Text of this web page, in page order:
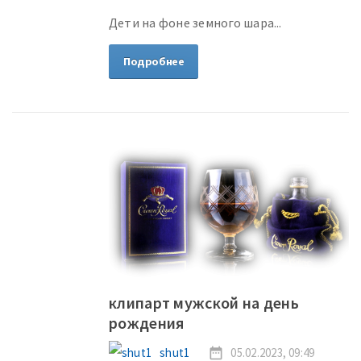
Дети на фоне земного шара...
Подробнее
клипарт мужской на день
рождения
shut1 date_range 05.02.2023, 09:49